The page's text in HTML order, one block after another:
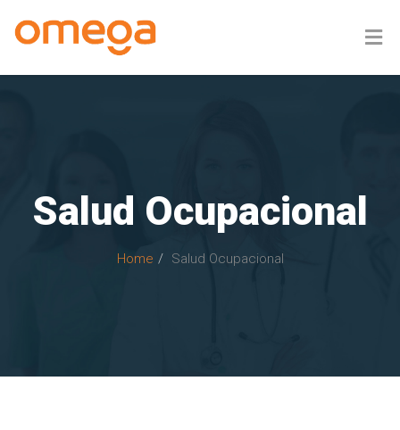
Salud Ocupacional
Home Salud Ocupacional